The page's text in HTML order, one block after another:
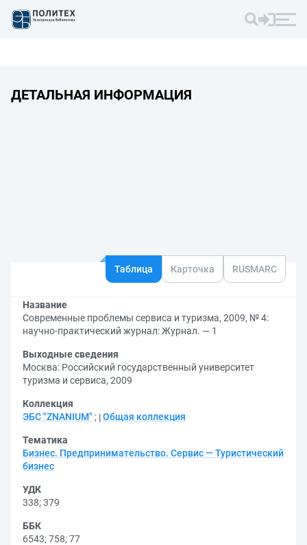
ДЕТАЛЬНАЯ ИНФОРМАЦИЯ
Таблица Карточка RUSMARC
Название
Современные проблемы сервиса и туризма, 2009, № 4:
научно-практический журнал: Журнал. — 1
Выходные сведения
Москва: Российский государственный университет
туризма и сервиса, 2009
Коллекция
ЭБС "ZNANIUM" ; Общая коллекция
Тематика
Бизнес. Предпринимательство. Сервис — Туристический
бизнес
УДК
338;379
ББК
6543;758;77